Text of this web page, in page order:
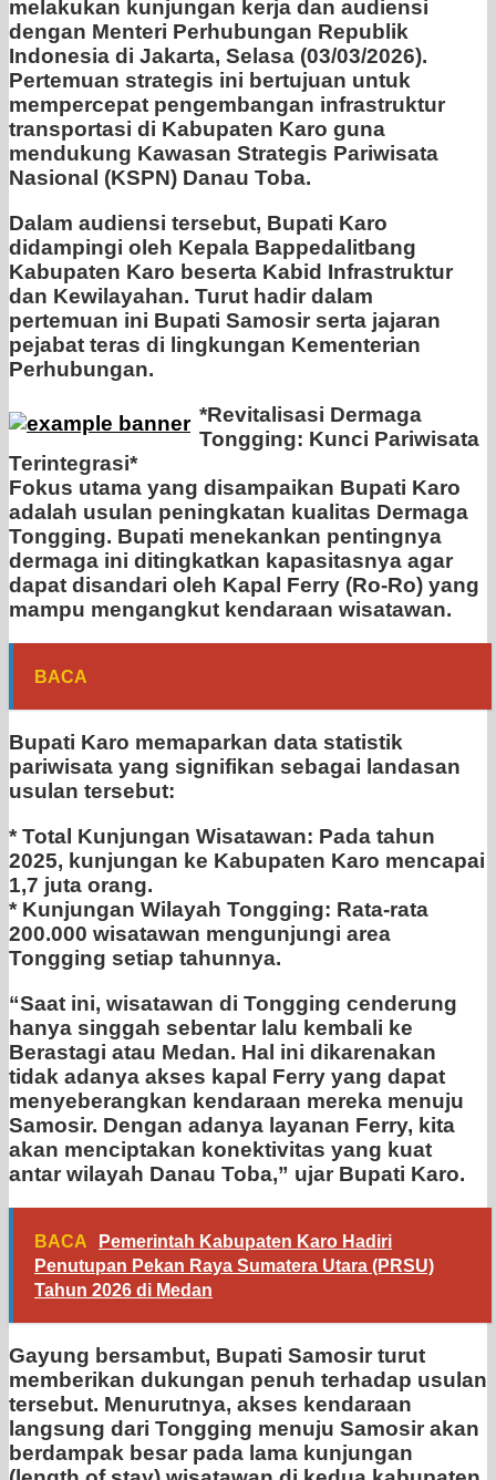
melakukan kunjungan kerja dan audiensi
dengan Menteri Perhubungan Republik
Indonesia di Jakarta, Selasa (03/03/2026).
Pertemuan strategis ini bertujuan untuk
mempercepat pengembangan infrastruktur
transportasi di Kabupaten Karo guna
mendukung Kawasan Strategis Pariwisata
Nasional (KSPN) Danau Toba.
Dalam audiensi tersebut, Bupati Karo
didampingi oleh Kepala Bappedalitbang
Kabupaten Karo beserta Kabid Infrastruktur
dan Kewilayahan. Turut hadir dalam
pertemuan ini Bupati Samosir serta jajaran
pejabat teras di lingkungan Kementerian
Perhubungan.
*Revitalisasi Dermaga
Tongging: Kunci Pariwisata
Terintegrasi*
Fokus utama yang disampaikan Bupati Karo
adalah usulan peningkatan kualitas Dermaga
Tongging. Bupati menekankan pentingnya
dermaga ini ditingkatkan kapasitasnya agar
dapat disandari oleh Kapal Ferry (Ro-Ro) yang
mampu mengangkut kendaraan wisatawan.
BACA
Bupati Karo memaparkan data statistik
pariwisata yang signifikan sebagai landasan
usulan tersebut:
* Total Kunjungan Wisatawan: Pada tahun
2025, kunjungan ke Kabupaten Karo mencapai
1,7 juta orang.
* Kunjungan Wilayah Tongging: Rata-rata
200.000 wisatawan mengunjungi area
Tongging setiap tahunnya.
“Saat ini, wisatawan di Tongging cenderung
hanya singgah sebentar lalu kembali ke
Berastagi atau Medan. Hal ini dikarenakan
tidak adanya akses kapal Ferry yang dapat
menyeberangkan kendaraan mereka menuju
Samosir. Dengan adanya layanan Ferry, kita
akan menciptakan konektivitas yang kuat
antar wilayah Danau Toba,” ujar Bupati Karo.
BACA
Pemerintah Kabupaten Karo Hadiri
Penutupan Pekan Raya Sumatera Utara (PRSU)
Tahun 2026 di Medan
Gayung bersambut, Bupati Samosir turut
memberikan dukungan penuh terhadap usulan
tersebut. Menurutnya, akses kendaraan
langsung dari Tongging menuju Samosir akan
berdampak besar pada lama kunjungan